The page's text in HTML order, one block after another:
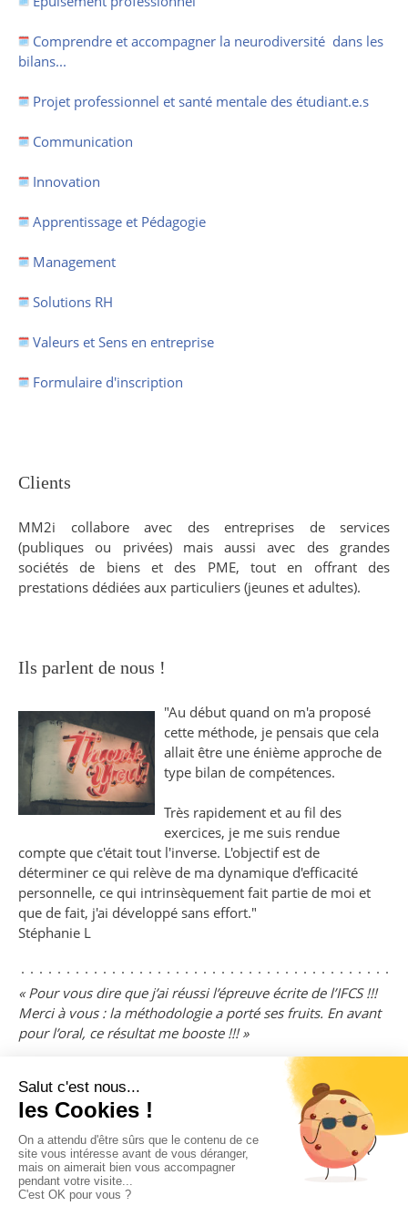
Comprendre et accompagner la neurodiversité dans les
bilans...
Projet professionnel et santé mentale des étudiant.e.s
Communication
Innovation
Apprentissage et Pédagogie
Management
Solutions RH
Valeurs et Sens en entreprise
Formulaire d'inscription
Clients
MM2i collabore avec des entreprises de services
(publiques ou privées) mais aussi avec des grandes
sociétés de biens et des PME, tout en offrant des
prestations dédiées aux particuliers (jeunes et adultes).
Ils parlent de nous !
"Au début quand on m'a proposé
cette méthode, je pensais que cela
allait être une énième approche de
type bilan de compétences.
Très rapidement et au fil des
exercices, je me suis rendue
compte que c'était tout l'inverse. L'objectif est de
déterminer ce qui relève de ma dynamique d'efficacité
personnelle, ce qui intrinsèquement fait partie de moi et
que de fait, j'ai développé sans effort."
Stéphanie L
« Pour vous dire que j’ai réussi l’épreuve écrite de l’IFCS !!!
Merci à vous : la méthodologie a porté ses fruits. En avant
pour l’oral, ce résultat me booste !!! »
RB – Candidat admis en formation cadre de santé- juin 2016
Copyright © Potentialis 2019 - 2025